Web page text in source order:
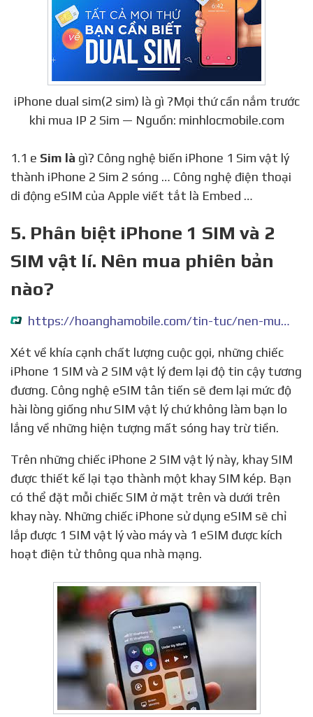
iPhone dual sim(2 sim) là gì ?Mọi thứ cần nắm trước
khi mua IP 2 Sim — Nguồn: minhlocmobile.com
1.1 e Sim là gì? Công nghệ biến iPhone 1 Sim vật lý
thành iPhone 2 Sim 2 sóng … Công nghệ điện thoại
di động eSIM của Apple viết tắt là Embed …
5. Phân biệt iPhone 1 SIM và 2
SIM vật lí. Nên mua phiên bản
nào?
https://hoanghamobile.com/tin-tuc/nen-mua-iphone-1-sim-hay-2-sim-vat-li
Xét về khía cạnh chất lượng cuộc gọi, những chiếc
iPhone 1 SIM và 2 SIM vật lý đem lại độ tin cậy tương
đương. Công nghệ eSIM tân tiến sẽ đem lại mức độ
hài lòng giống như SIM vật lý chứ không làm bạn lo
lắng về những hiện tượng mất sóng hay trừ tiền.
Trên những chiếc iPhone 2 SIM vật lý này, khay SIM
được thiết kế lại tạo thành một khay SIM kép. Bạn
có thể đặt mỗi chiếc SIM ở mặt trên và dưới trên
khay này. Những chiếc iPhone sử dụng eSIM sẽ chỉ
lắp được 1 SIM vật lý vào máy và 1 eSIM được kích
hoạt điện tử thông qua nhà mạng.